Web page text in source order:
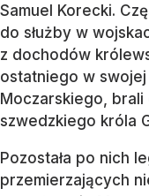
Samuel Korecki.
do służby w
z dochodów
ostatniego w swojej
Moczarskiego, brali
szwedzkiego króla
Pozostała po nich
przemierzających